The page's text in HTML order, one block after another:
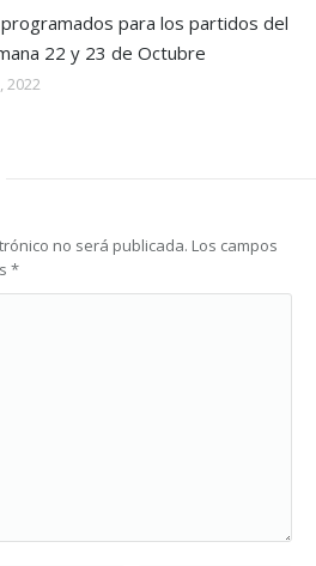
para los partidos del
22 y 23 de Octubre
2022
no será publicada. Los campos
*